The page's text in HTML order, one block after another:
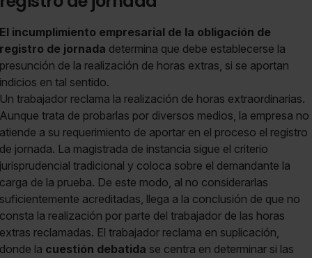
El incumplimiento empresarial de la obligación de
registro de jornada determina que debe establecerse la
presunción de la realización de horas extras, si se aportan
indicios en tal sentido.
Un trabajador reclama la realización de horas extraordinarias.
Aunque trata de probarlas por diversos medios, la empresa no
atiende a su requerimiento de aportar en el proceso el registro
de jornada. La magistrada de instancia sigue el criterio
jurisprudencial tradicional y coloca sobre el demandante la
carga de la prueba. De este modo, al no considerarlas
suficientemente acreditadas, llega a la conclusión de que no
consta la realización por parte del trabajador de las horas
extras reclamadas. El trabajador reclama en suplicación,
donde la cuestión debatida se centra en determinar si las